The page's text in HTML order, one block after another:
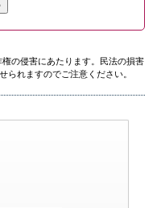
の侵害にあたります。民法の損害
られますのでご注意ください。